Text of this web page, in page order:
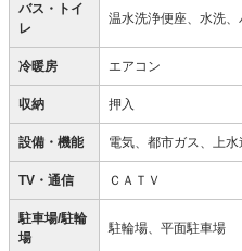
バス・トイ
レ
温水洗浄便座、水洗
冷暖房 エアコン
収納 押入
設備・機能 電気、都市ガス、上水
TV・通信 ＣＡＴＶ
駐車場/駐輪
場
駐輪場、平面駐車場